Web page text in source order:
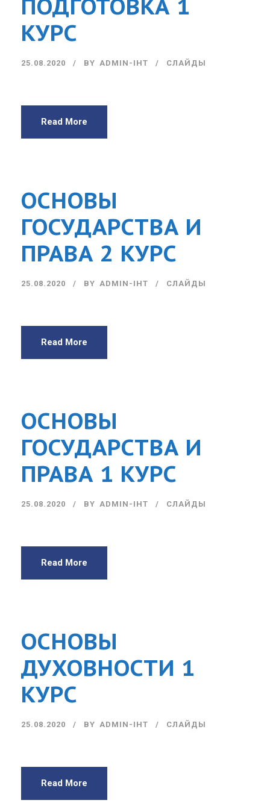
ПОДГОТОВКА 1
КУРС
25.08.2020 BY ADMIN-IHT СЛАЙДЫ
Read More
ОСНОВЫ
ГОСУДАРСТВА И
ПРАВА 2 КУРС
25.08.2020 BY ADMIN-IHT СЛАЙДЫ
Read More
ОСНОВЫ
ГОСУДАРСТВА И
ПРАВА 1 КУРС
25.08.2020 BY ADMIN-IHT СЛАЙДЫ
Read More
ОСНОВЫ
ДУХОВНОСТИ 1
КУРС
25.08.2020 BY ADMIN-IHT СЛАЙДЫ
Read More